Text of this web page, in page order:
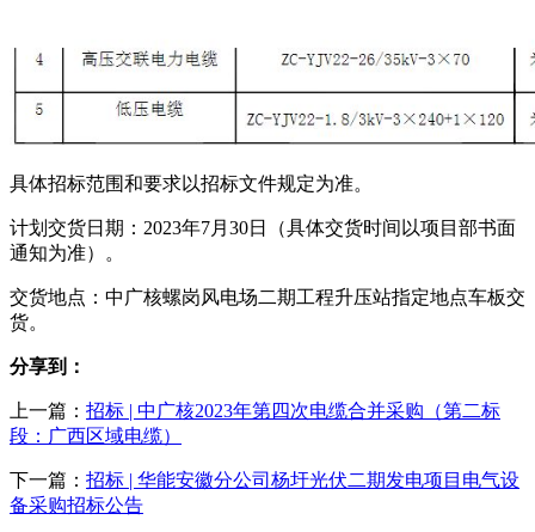
具体招标范围和要求以招标文件规定为准。
计划交货日期：2023年7月30日（具体交货时间以项目部书面
通知为准）。
交货地点：中广核螺岗风电场二期工程升压站指定地点车板交
货。
分享到：
上一篇： 招标 | 中广核2023年第四次电缆合并采购（第二标
段：广西区域电缆）
下一篇： 招标 | 华能安徽分公司杨圩光伏二期发电项目电气设
备采购招标公告